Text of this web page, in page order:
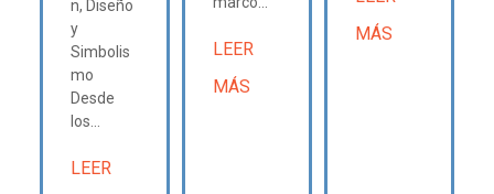
n, Diseño
y
Simbolis
mo
Desde
los...
LEER
LEER
MÁS
MÁS